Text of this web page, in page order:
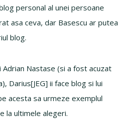
personal al unei persoane
asa ceva, dar Basescu ar putea
blog.
Adrian Nastase (si a fost acuzat
Darius[JEG] ii face blog si lui
acesta sa urmeze exemplul
la ultimele alegeri.